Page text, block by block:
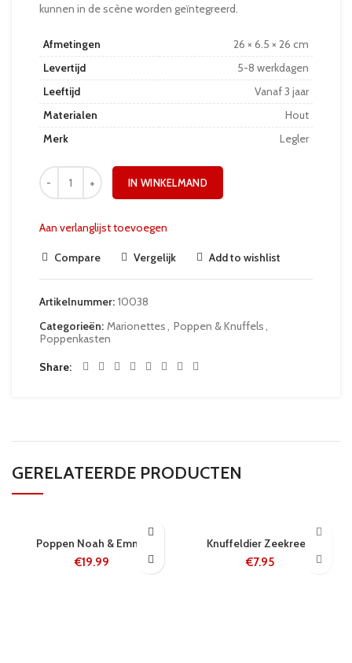
kunnen in de scène worden geïntegreerd.
Afmetingen
26 × 6.5 × 26 cm
Levertijd
5-8 werkdagen
Leeftijd
Vanaf 3 jaar
Materialen
Hout
Merk
Legler
IN WINKELMAND
Aan verlanglijst toevoegen
Compare Vergelijk Add to wishlist
Artikelnummer: 10038
Categorieën: Marionettes Poppen & Knuffels
Poppenkasten
Share
GERELATEERDE PRODUCTEN
Poppen Noah & Emma
€19.99
Knuffeldier Zeekreeft
€7.95